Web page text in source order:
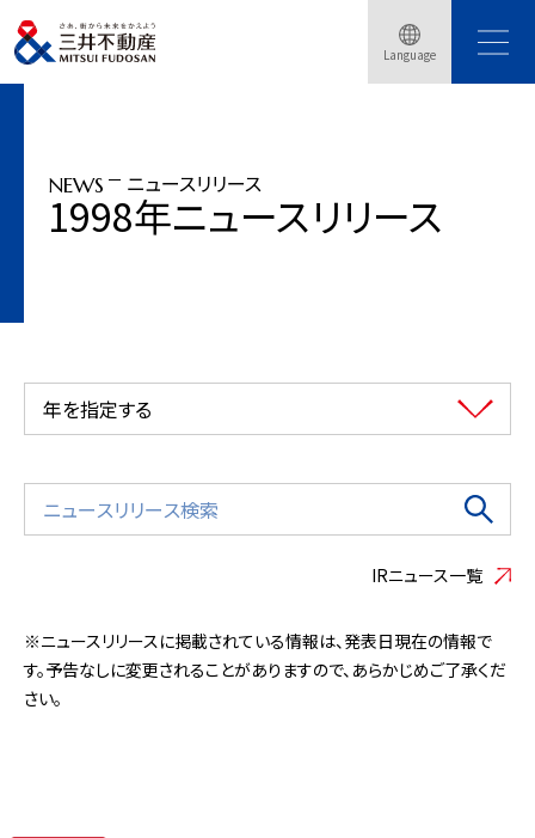
Language
トップページ ニュースリリース
不動産特定共同事業を活用して戸建住宅分譲を推進
NEWS ニュースリリース
1998年ニュースリリース
年を指定する
IRニュース一覧
※ニュースリリースに掲載されている情報は、発表日現在の情報で
す。予告なしに変更されることがありますので、あらかじめご了承くだ
さい。